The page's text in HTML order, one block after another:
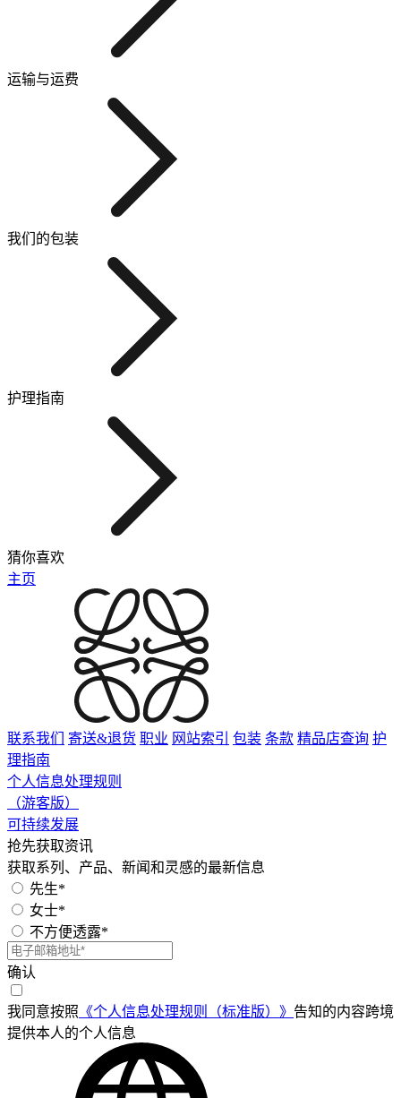
运输与运费
我们的包装
护理指南
猜你喜欢
主页
联系我们 寄送&退货 职业 网站索引 包装 条款 精品店查询 护
理指南
个人信息处理规则
（游客版）
可持续发展
抢先获取资讯
获取系列、产品、新闻和灵感的最新信息
先生*
女士*
不方便透露*
确认
我同意按照 《个人信息处理规则（标准版）》 告知的内容跨境
提供本人的个人信息